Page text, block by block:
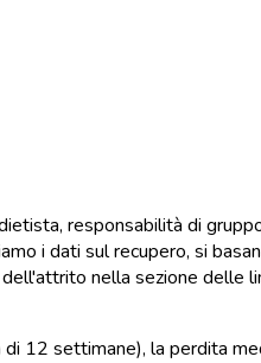
responsabilità di
i dati sul recupero, si
nella sezione delle
12 settimane), la perdita